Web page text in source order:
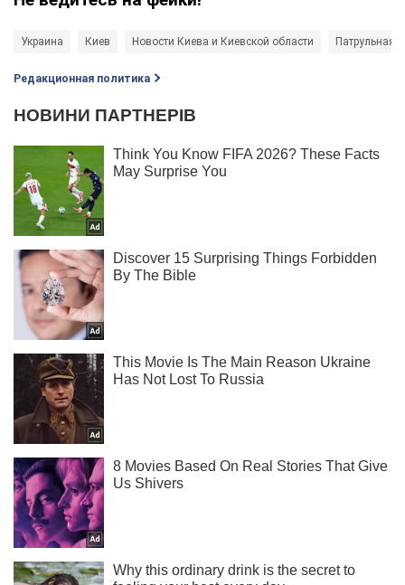
Украина Киев Новости Киева и Киевской области Патрульная
Редакционная политика